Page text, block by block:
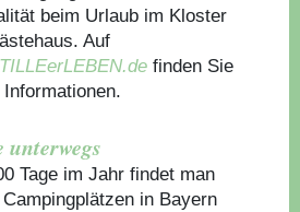
beim Urlaub im Kloster
Auf
finden Sie
Informationen.
unterwegs
Tage im Jahr findet man
in Bayern